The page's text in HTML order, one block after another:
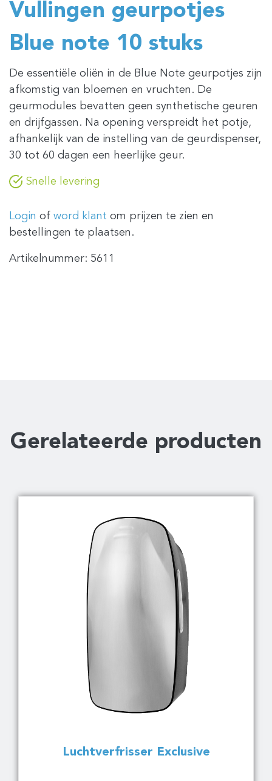
Vullingen geurpotjes
Blue note 10 stuks
De essentiële oliën in de Blue Note geurpotjes zijn
afkomstig van bloemen en vruchten. De
geurmodules bevatten geen synthetische geuren
en drijfgassen. Na opening verspreidt het potje,
afhankelijk van de instelling van de geurdispenser,
30 tot 60 dagen een heerlijke geur.
Snelle levering
Login of word klant om prijzen te zien en
bestellingen te plaatsen.
Artikelnummer: 5611
Gerelateerde producten
Luchtverfrisser Exclusive